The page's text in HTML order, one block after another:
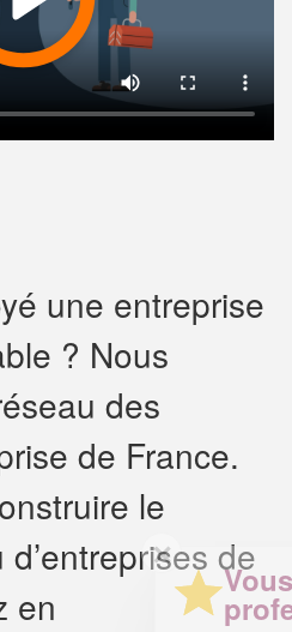
une entreprise
? Nous
des
de France.
le
de
en
Vous êtes un
professionnel ?